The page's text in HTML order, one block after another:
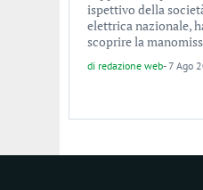
ispettivo della
elettrica nazionale,
scoprire la
di redazione web-7 Ago